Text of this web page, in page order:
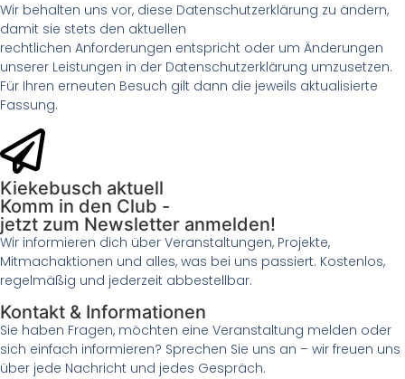
Wir behalten uns vor, diese Datenschutzerklärung zu ändern,
damit sie stets den aktuellen
rechtlichen Anforderungen entspricht oder um Änderungen
unserer Leistungen in der Datenschutzerklärung umzusetzen.
Für Ihren erneuten Besuch gilt dann die jeweils aktualisierte
Fassung.
Kiekebusch aktuell
Komm in den Club -
jetzt zum Newsletter anmelden!
Wir informieren dich über Veranstaltungen, Projekte,
Mitmachaktionen und alles, was bei uns passiert. Kostenlos,
regelmäßig und jederzeit abbestellbar.
Kontakt & Informationen
Sie haben Fragen, möchten eine Veranstaltung melden oder
sich einfach informieren? Sprechen Sie uns an – wir freuen uns
über jede Nachricht und jedes Gespräch.